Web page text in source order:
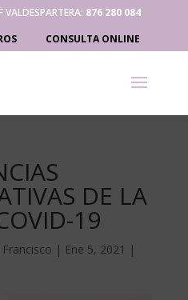
876 280 084
CONSULTA ONLINE
DE LA
19
| Ene 5, 2021 |